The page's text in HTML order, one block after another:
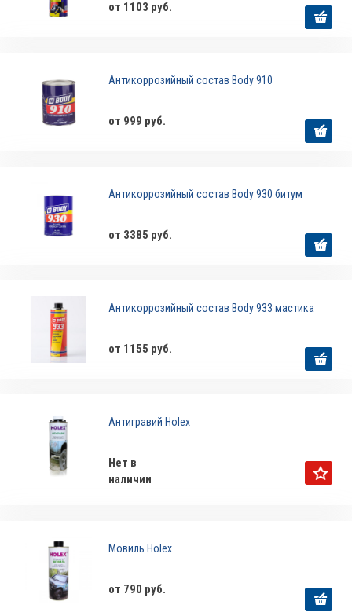
от 1103 руб.
Антикоррозийный состав Body 910
от 999 руб.
Антикоррозийный состав Body 930 битум
от 3385 руб.
Антикоррозийный состав Body 933 мастика
от 1155 руб.
Антигравий Holex
Нет в
наличии
Мовиль Holex
от 790 руб.